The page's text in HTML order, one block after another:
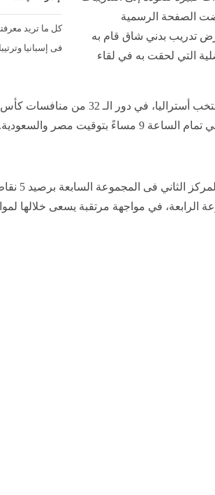
كل ما تريد
فى إسبانيا
الصفحة الرسمية
تدريب بدني شاق قام به
التي لحقت به في لقاء
يواجه منتخب مصر بقيادة حسام حسن منتخب أستراليا، في دور الـ
وجاء تأهل المنتخب
في مواجهة مرتقبة يسعى خلالها